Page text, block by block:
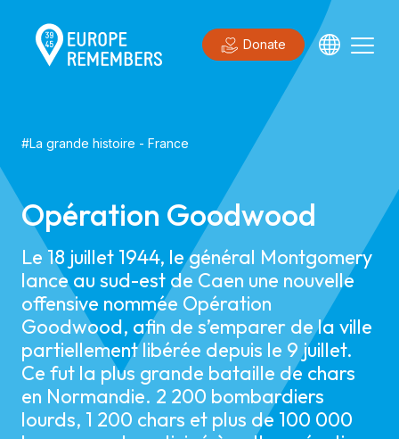
Donate
#La grande histoire - France
Opération Goodwood
Le 18 juillet 1944, le général Montgomery
lance au sud-est de Caen une nouvelle
offensive nommée Opération
Goodwood, afin de s’emparer de la ville
partiellement libérée depuis le 9 juillet.
Ce fut la plus grande bataille de chars
en Normandie. 2 200 bombardiers
lourds, 1 200 chars et plus de 100 000